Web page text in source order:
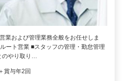
業および管理業務全般をお任せしま
ート営業 ■スタッフの管理・勤怠管理
のやり取り…
賞与年2回